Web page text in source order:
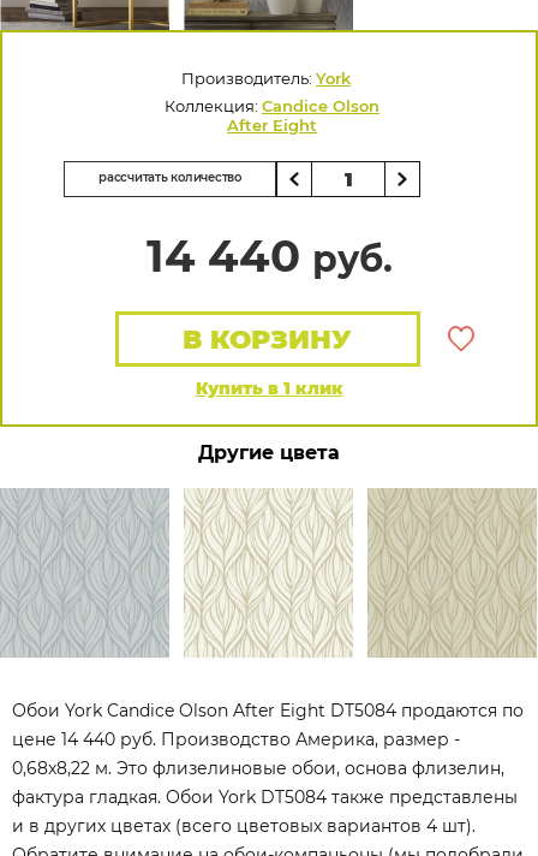
Производитель: York
Коллекция: Candice Olson
After Eight
рассчитать количество
14 440 руб.
Купить в 1 клик
В КОРЗИНУ
Другие цвета
Обои York Candice Olson After Eight DT5084 продаются по
цене 14 440 руб. Производство Америка, размер -
0,68x8,22 м. Это флизелиновые обои, основа флизелин,
фактура гладкая. Обои York DT5084 также представлены
и в других цветах (всего цветовых вариантов 4 шт).